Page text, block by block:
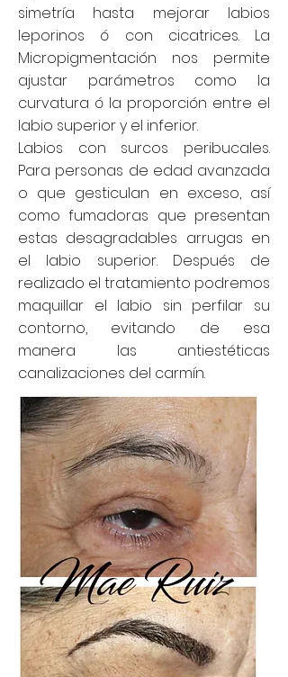
simetría hasta mejorar labios
leporinos ó con cicatrices. La
Micropigmentación nos permite
ajustar parámetros como la
curvatura ó la proporción entre el
labio superior y el inferior.
Labios con surcos peribucales.
Para personas de edad avanzada
o que gesticulan en exceso, así
como fumadoras que presentan
estas desagradables arrugas en
el labio superior. Después de
realizado el tratamiento podremos
maquillar el labio sin perfilar su
contorno, evitando de esa
manera las antiestéticas
canalizaciones del carmín.